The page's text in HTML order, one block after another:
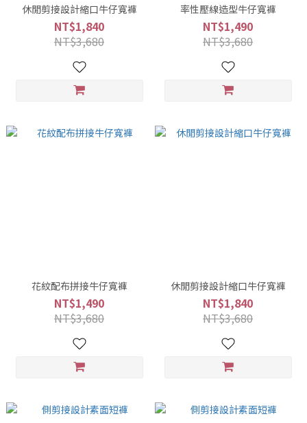
休閒剪接設計縮口牛仔寬褲
NT$1,840
NT$3,680
率性壓線造型牛仔寬褲
NT$1,490
NT$3,680
花紋配布拼接牛仔寬褲
NT$1,490
NT$3,680
休閒剪接設計縮口牛仔寬褲
NT$1,840
NT$3,680